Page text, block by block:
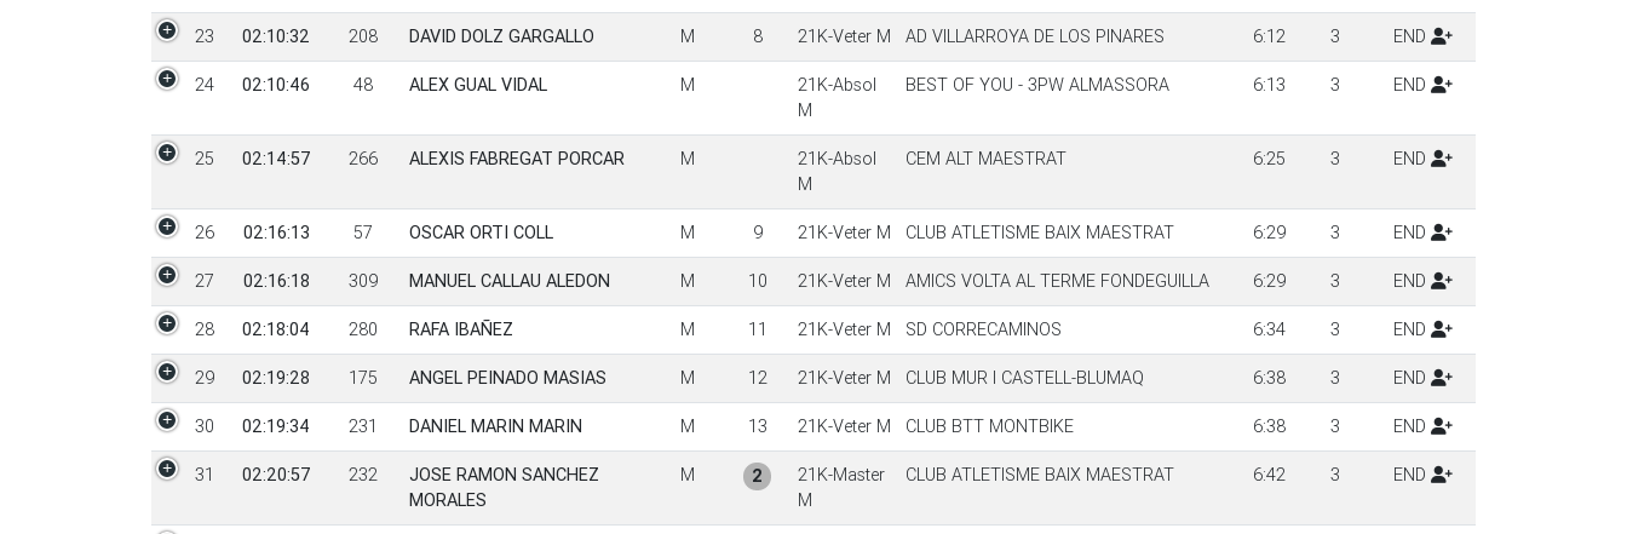
23 02:10:32 208 DAVID DOLZ GARGALLO M 8 21K-Veter M AD VILLARROYA DE LOS PINARES 6:12 3 END
24 02:10:46 48 ALEX GUAL VIDAL M
21K-Absol
M
BEST OF YOU - 3PW ALMASSORA 6:13 3 END
25 02:14:57 266 ALEXIS FABREGAT PORCAR M
21K-Absol
M
CEM ALT MAESTRAT 6:25 3 END
26 02:16:13 57 OSCAR ORTI COLL M 9 21K-Veter M CLUB ATLETISME BAIX MAESTRAT 6:29 3 END
27 02:16:18 309 MANUEL CALLAU ALEDON M 10 21K-Veter M AMICS VOLTA AL TERME FONDEGUILLA 6:29 3 END
28 02:18:04 280 RAFA IBAÑEZ M 11 21K-Veter M SD CORRECAMINOS 6:34 3 END
29 02:19:28 175 ANGEL PEINADO MASIAS M 12 21K-Veter M CLUB MUR I CASTELL-BLUMAQ 6:38 3 END
30 02:19:34 231 DANIEL MARIN MARIN M 13 21K-Veter M CLUB BTT MONTBIKE 6:38 3 END
31 02:20:57 232
JOSE RAMON SANCHEZ
MORALES
M 2
21K-Master
M
CLUB ATLETISME BAIX MAESTRAT 6:42 3 END